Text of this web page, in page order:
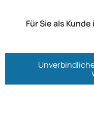
Für Sie als